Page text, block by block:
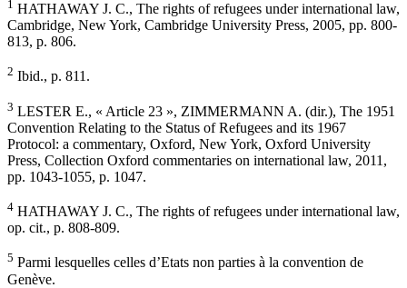
1 HATHAWAY J. C., The rights of refugees under international law,
Cambridge, New York, Cambridge University Press, 2005, pp. 800-
813, p. 806.
2 Ibid., p. 811.
3 LESTER E., « Article 23 », ZIMMERMANN A. (dir.), The 1951
Convention Relating to the Status of Refugees and its 1967
Protocol: a commentary, Oxford, New York, Oxford University
Press, Collection Oxford commentaries on international law, 2011,
pp. 1043-1055, p. 1047.
4 HATHAWAY J. C., The rights of refugees under international law,
op. cit., p. 808-809.
5 Parmi lesquelles celles d’Etats non parties à la convention de
Genève.